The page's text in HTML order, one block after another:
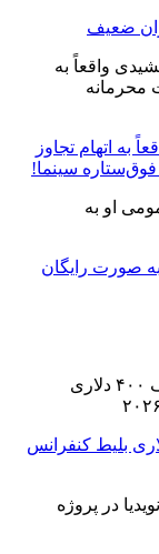
ضعیف
به اتهام تجاوز
سینما!
صورت رایگان
دریافت تخفیف ۴۰۰ دلاری بلیط کنفرانس